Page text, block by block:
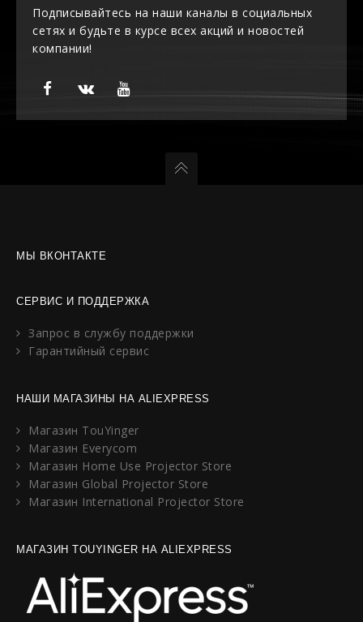
Подписывайтесь на наши каналы в социальных
сетях и будьте в курсе всех акций и новостей
компании!
МЫ ВКОНТАКТЕ
СЕРВИС И ПОДДЕРЖКА
Запрос в службу поддержки
Гарантийный сервис
НАШИ МАГАЗИНЫ НА ALIEXPRESS
Магазин TouYinger
Магазин Everycom
Магазин Home Use Projector Store
Магазин Global Projector Store
Магазин International Projector Store
МАГАЗИН TOUYINGER НА ALIEXPRESS